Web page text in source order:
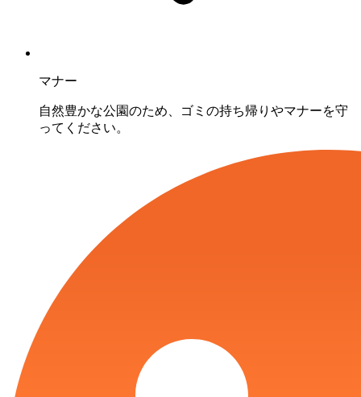
マナー
自然豊かな公園のため、ゴミの持ち帰りやマナーを守
ってください。